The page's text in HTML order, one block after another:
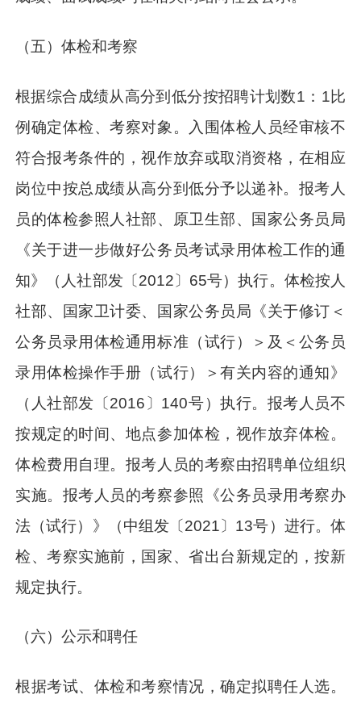
（五）体检和考察
根据综合成绩从高分到低分按招聘计划数1：1比
例确定体检、考察对象。入围体检人员经审核不
符合报考条件的，视作放弃或取消资格，在相应
岗位中按总成绩从高分到低分予以递补。报考人
员的体检参照人社部、原卫生部、国家公务员局
《关于进一步做好公务员考试录用体检工作的通
知》（人社部发〔2012〕65号）执行。体检按人
社部、国家卫计委、国家公务员局《关于修订＜
公务员录用体检通用标准（试行）＞及＜公务员
录用体检操作手册（试行）＞有关内容的通知》
（人社部发〔2016〕140号）执行。报考人员不
按规定的时间、地点参加体检，视作放弃体检。
体检费用自理。报考人员的考察由招聘单位组织
实施。报考人员的考察参照《公务员录用考察办
法（试行）》（中组发〔2021〕13号）进行。体
检、考察实施前，国家、省出台新规定的，按新
规定执行。
（六）公示和聘任
根据考试、体检和考察情况，确定拟聘任人选。